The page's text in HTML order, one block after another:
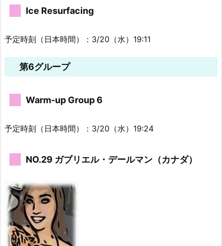
Ice Resurfacing
予定時刻（日本時間）：3/20（水）19:11
第6グループ
Warm-up Group 6
予定時刻（日本時間）：3/20（水）19:24
NO.29 ガブリエル・デールマン（カナダ）